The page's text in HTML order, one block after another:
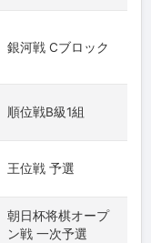
銀河戦 Cブロック
順位戦B級1組
王位戦 予選
朝日杯将棋オープ
ン戦 一次予選